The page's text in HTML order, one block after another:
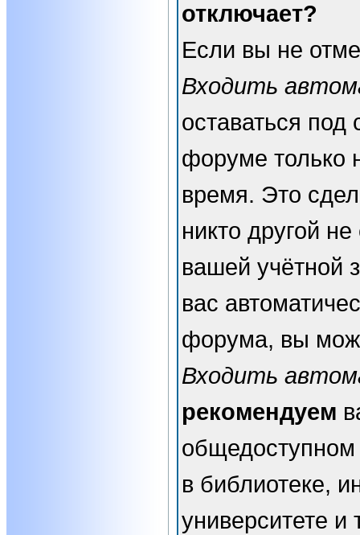
отключает?
Если вы не
Входить
оставаться
форуме только
время. Это
никто другой
вашей учётной
вас
форума, вы
Входить
рекомендуем
в библиотеке,
университете и